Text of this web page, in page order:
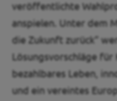
veröffentlichte
anspielen. Unter dem
die Zukunft zurück”
Lösungsvorschläge für
bezahlbares Leben,
und ein vereintes